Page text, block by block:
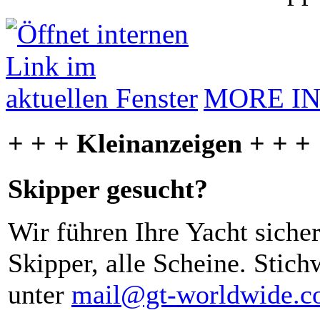
MORE
+ + + Kleinanzeigen + + +
Skipper gesucht?
Wir führen Ihre Yacht
Skipper, alle Scheine.
unter mail@gt-